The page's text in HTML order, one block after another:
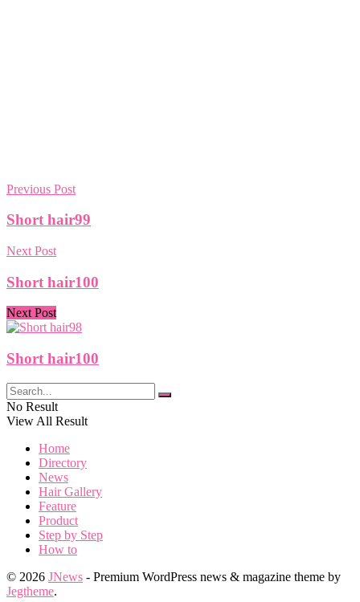
Previous Post
Short hair99
Next Post
Short hair100
Next Post
Short hair100
No Result
View All Result
Home
Directory
News
Hair Gallery
Feature
Product
Step by Step
How to
© 2026 JNews - Premium WordPress news & magazine theme by
Jegtheme.